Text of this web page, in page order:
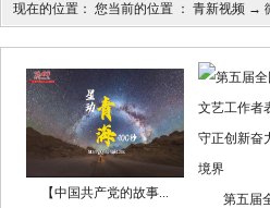
现在的位置： 您当前的位置 ： 青新视频 →
【中国共产党的故事... 第五届